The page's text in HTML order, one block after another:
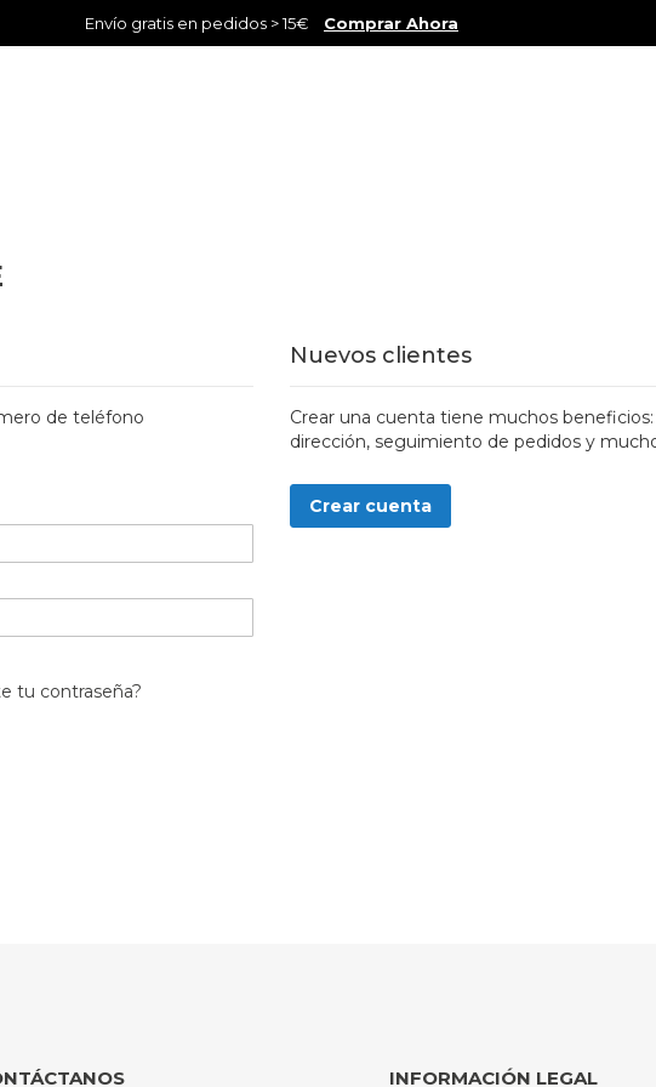
Envío gratis en pedidos > 15€ Comprar Ahora
de teléfono
tu contraseña?
Nuevos clientes
Crear una cuenta tiene muchos
dirección, seguimiento de pedidos y
Crear cuenta
INFORMACIÓN LEGAL